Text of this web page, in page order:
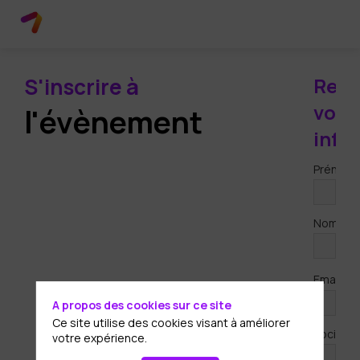
S'inscrire à
l'évènement
vos
Prénom
Nom
Email
Société
A propos des cookies sur ce site
Ce site utilise des cookies visant à améliorer
votre expérience.